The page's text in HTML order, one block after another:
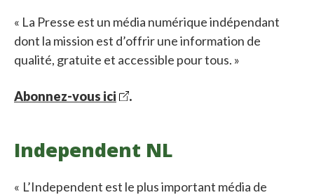
« La Presse est un média numérique indépendant
dont la mission est d’offrir une information de
qualité, gratuite et accessible pour tous. »
Abonnez-vous ici .
Independent NL
« L’Independent est le plus important média de